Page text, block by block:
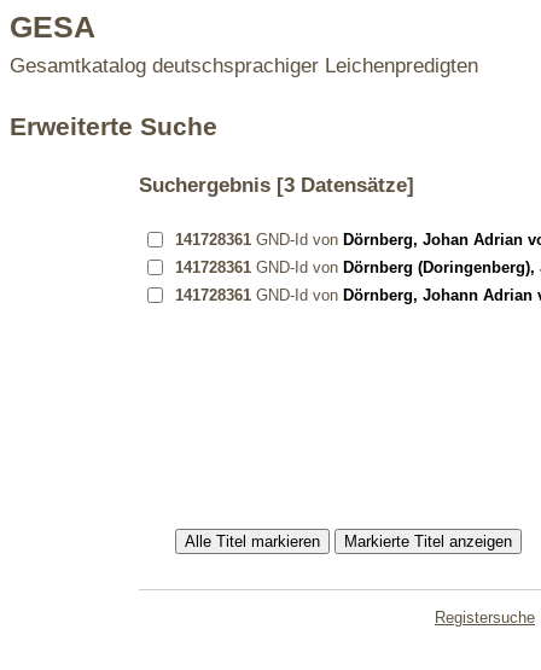
GESA
Gesamtkatalog deutschsprachiger Leichenpredigten
Erweiterte Suche
Suchergebnis[3 Datensätze]
141728361GND-Id von Dörnberg, Johan Adrian
141728361GND-Id von Dörnberg
141728361GND-Id von Dörnberg, Johann Adrian
Registersuche